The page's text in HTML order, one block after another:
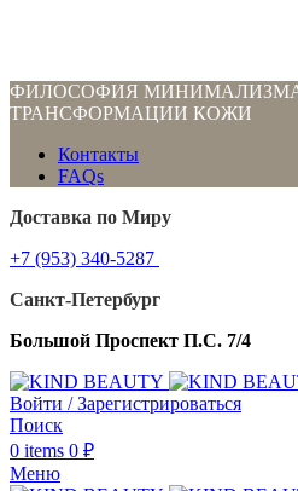
ФИЛОСОФИЯ
ТРАНСФОРМАЦИИ КОЖИ
Контакты
FAQs
Доставка по Миру
+7 (953) 340-5287
Санкт-Петербург
Большой Проспект П.С. 7/4
Войти / Зарегистрироваться
Поиск
0 items 0 ₽
Меню